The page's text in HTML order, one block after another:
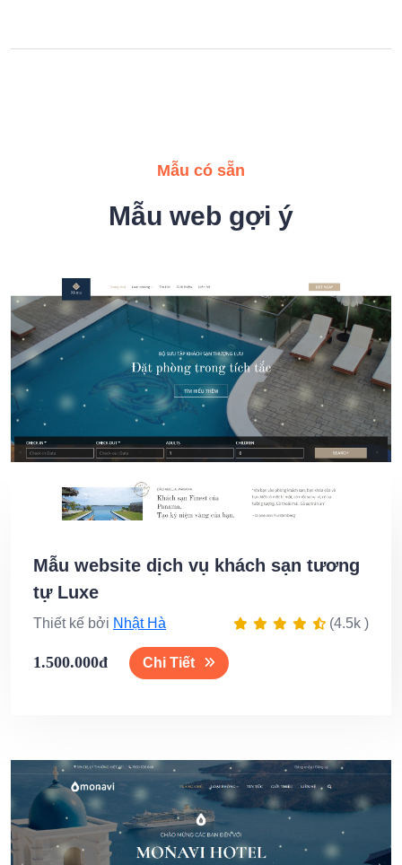
Mẫu có sẵn
Mẫu web gợi ý
Mẫu website dịch vụ khách sạn tương
tự Luxe
Thiết kế bởi Nhật Hà (4.5k )
1.500.000đ Chi Tiết